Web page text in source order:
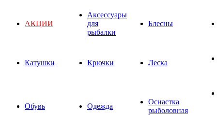
АКЦИИ
Аксессуары
для
рыбалки
Блесны
Катушки Крючки Леска
Обувь Одежда
Оснастка
рыболовная